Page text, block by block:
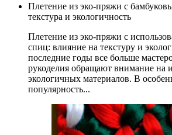
Плетение из эко-пряжи с
текстура и экологичность
Плетение из эко-пряжи с
спиц: влияние на текстуру и
последние годы все больше
рукоделия обращают внимание на
экологичных материалов. В
популярность...